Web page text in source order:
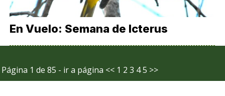
En Vuelo: Semana de Icterus
Página 1 de 85 - ir a página << 1 2 3 45 >>